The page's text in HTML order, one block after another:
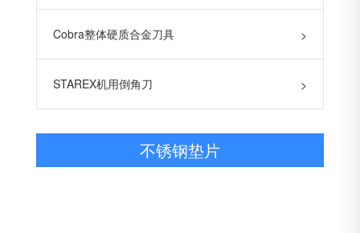
Cobra整体硬质合金刀具 >
STAREX机用倒角刀 >
不锈钢垫片